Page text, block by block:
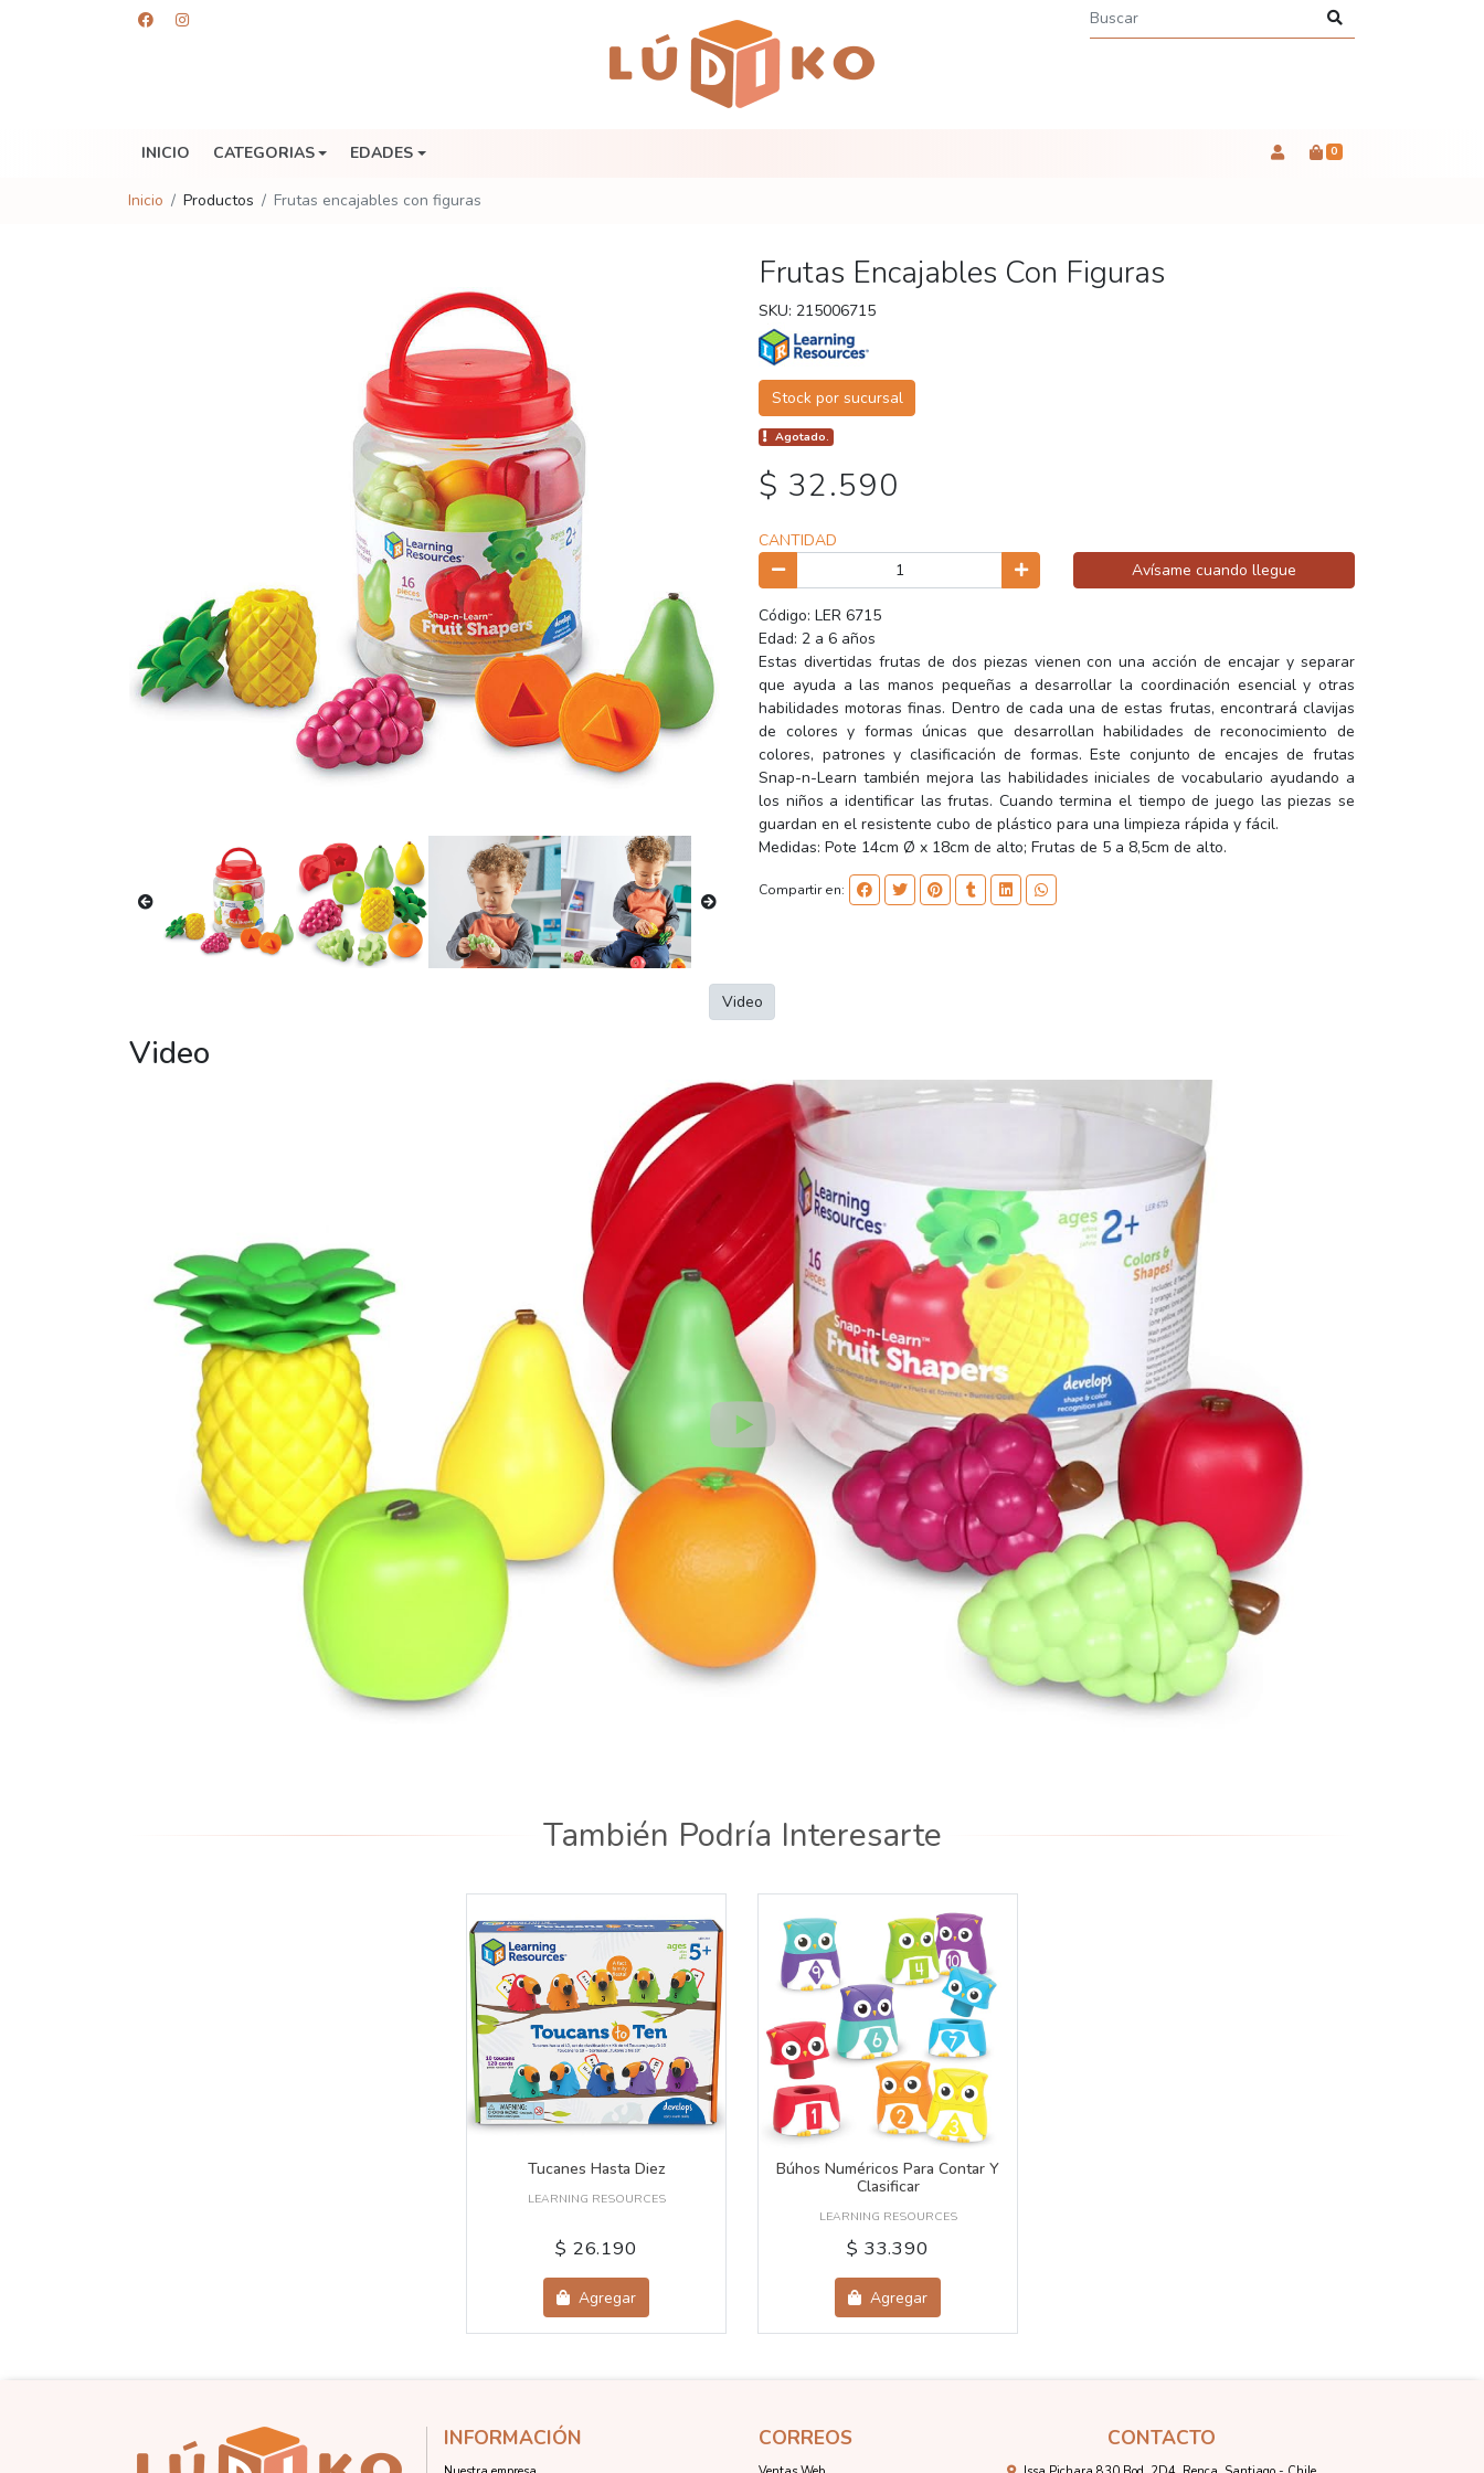
INICIO CATEGORIAS EDADES 0
Inicio Productos Frutas encajables con figuras
Frutas Encajables Con Figuras
SKU: 215006715
Stock por sucursal
Agotado.
$ 32.590
CANTIDAD
Avísame cuando llegue
Código: LER 6715
Edad: 2 a 6 años
Estas divertidas frutas de dos piezas vienen con una acción de encajar y separar
que ayuda a las manos pequeñas a desarrollar la coordinación esencial y otras
habilidades motoras finas. Dentro de cada una de estas frutas, encontrará clavijas
de colores y formas únicas que desarrollan habilidades de reconocimiento de
colores, patrones y clasificación de formas. Este conjunto de encajes de frutas
Snap-n-Learn también mejora las habilidades iniciales de vocabulario ayudando a
los niños a identificar las frutas. Cuando termina el tiempo de juego las piezas se
guardan en el resistente cubo de plástico para una limpieza rápida y fácil.
Medidas: Pote 14cm Ø x 18cm de alto; Frutas de 5 a 8,5cm de alto.
Compartir en:
Video
Video
También Podría Interesarte
Tucanes Hasta Diez
LEARNING RESOURCES
$ 26.190
Agregar
Búhos Numéricos Para Contar Y
Clasificar
LEARNING RESOURCES
$ 33.390
Agregar
INFORMACIÓN CORREOS CONTACTO